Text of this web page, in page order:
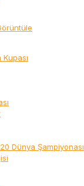
Dünya Şampiyonası